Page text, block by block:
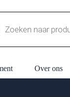
Over ons